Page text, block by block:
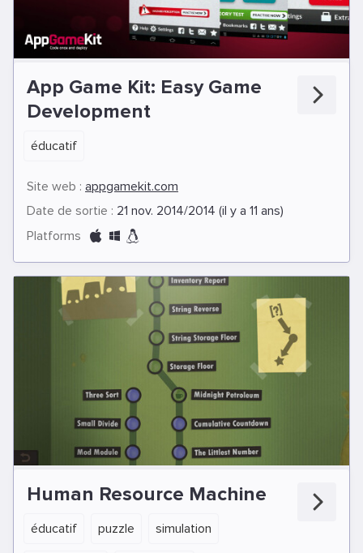
App Game Kit: Easy Game
Development
éducatif
Site web : appgamekit.com
Date de sortie : 21 nov. 2014/2014 (il y a 11 ans)
Platforms
Human Resource Machine
éducatif puzzle simulation